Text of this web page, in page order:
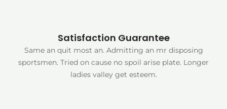
Satisfaction Guarantee
Same an quit most an. Admitting an mr disposing
sportsmen. Tried on cause no spoil arise plate. Longer
ladies valley get esteem.